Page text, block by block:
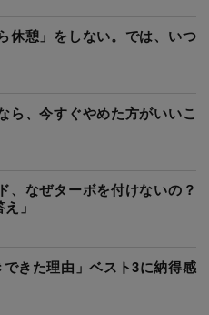
休憩」をしない。では、いつ
ら、今すぐやめた方がいいこ
、なぜターボを付けないの？
」
きた理由」ベスト3に納得感